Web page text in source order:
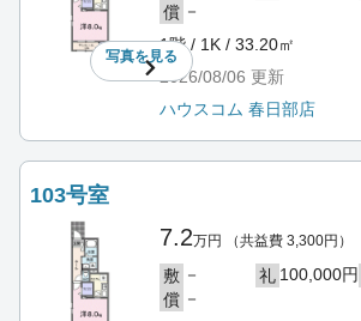
写真を見る
償 －
1階 / 1K / 33.20㎡
2026/08/06 更新
ハウスコム 春日部店
103号室
7.2万円 （共益費 3,300円）
敷 － 礼 100,000円
償 －